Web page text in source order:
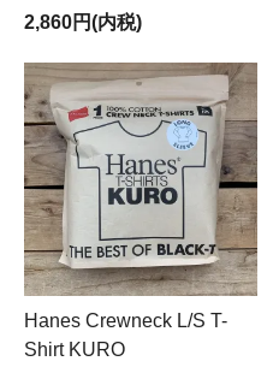
2,860円(内税)
Hanes Crewneck L/S T-
Shirt KURO